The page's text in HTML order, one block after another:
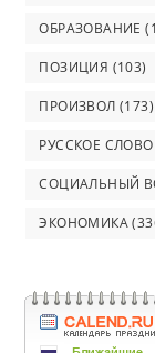
ОБРАЗОВАНИЕ
ПОЗИЦИЯ (103)
ПРОИЗВОЛ (173)
РУССКОЕ СЛОВО
СОЦИАЛЬНЫЙ
ЭКОНОМИКА